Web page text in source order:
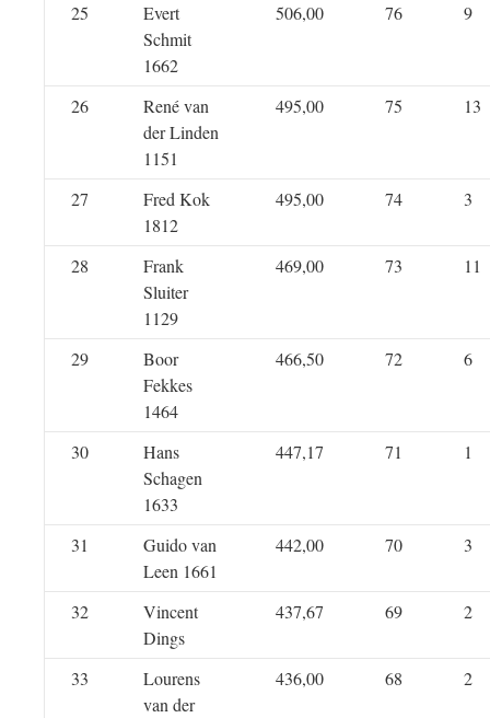
25
Evert
Schmit
1662
506,00 76 9
26
René van
der Linden
1151
495,00 75 13
27
Fred Kok
1812
495,00 74 3
28
Frank
Sluiter
1129
469,00 73 11
29
Boor
Fekkes
1464
466,50 72 6
30
Hans
Schagen
1633
447,17 71 1
31
Guido van
Leen 1661
442,00 70 3
32
Vincent
Dings
437,67 69 2
33
Lourens
van der
436,00 68 2